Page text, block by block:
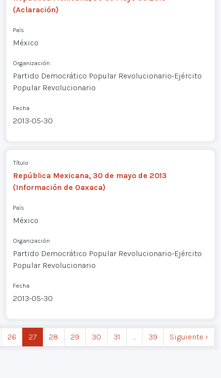
(Aclaración)
País
México
Organización
Partido Democrático Popular Revolucionario-Ejército
Popular Revolucionario
Fecha
2013-05-30
Título
República Mexicana, 30 de mayo de 2013
(Información de Oaxaca)
País
México
Organización
Partido Democrático Popular Revolucionario-Ejército
Popular Revolucionario
Fecha
2013-05-30
26 27 28 29 30 31 … 39 Siguiente ›